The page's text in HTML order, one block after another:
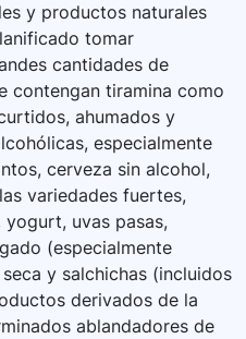
y productos naturales
tomar
cantidades de
contengan tiramina como
ahumados y
especialmente
cerveza sin alcohol,
variedades fuertes,
yogurt, uvas pasas,
(especialmente
y salchichas (incluidos
derivados de la
ablandadores de